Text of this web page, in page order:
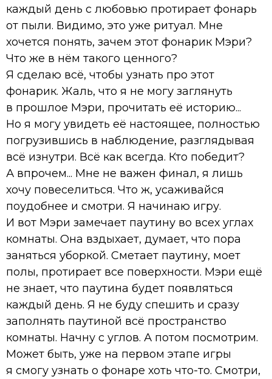
каждый день с любовью протирает фонарь
от пыли. Видимо, это уже ритуал. Мне
хочется понять, зачем этот фонарик Мэри?
Что же в нём такого ценного?
Я сделаю всё, чтобы узнать про этот
фонарик. Жаль, что я не могу заглянуть
в прошлое Мэри, прочитать её историю...
Но я могу увидеть её настоящее, полностью
погрузившись в наблюдение, разглядывая
всё изнутри. Всё как всегда. Кто победит?
А впрочем... Мне не важен финал, я лишь
хочу повеселиться. Что ж, усаживайся
поудобнее и смотри. Я начинаю игру.
И вот Мэри замечает паутину во всех углах
комнаты. Она вздыхает, думает, что пора
заняться уборкой. Сметает паутину, моет
полы, протирает все поверхности. Мэри ещё
не знает, что паутина будет появляться
каждый день. Я не буду спешить и сразу
заполнять паутиной всё пространство
комнаты. Начну с углов. А потом посмотрим.
Может быть, уже на первом этапе игры
я смогу узнать о фонаре хоть что-то. Смотри,